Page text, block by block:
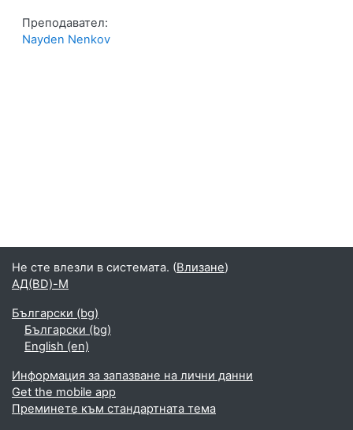
Преподавател:
Nayden Nenkov
Не сте влезли в системата. (Влизане)
АД(BD)-M
Български ‎(bg)‎
Български ‎(bg)‎
English ‎(en)‎
Информация за запазване на лични данни
Get the mobile app
Преминете към стандартната тема